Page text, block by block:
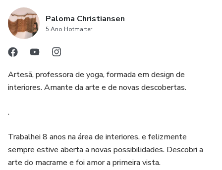
Paloma Christiansen
5 Ano Hotmarter
Artesã, professora de yoga, formada em design de
interiores. Amante da arte e de novas descobertas.
.
Trabalhei 8 anos na área de interiores, e felizmente
sempre estive aberta a novas possibilidades. Descobri a
arte do macrame e foi amor a primeira vista.